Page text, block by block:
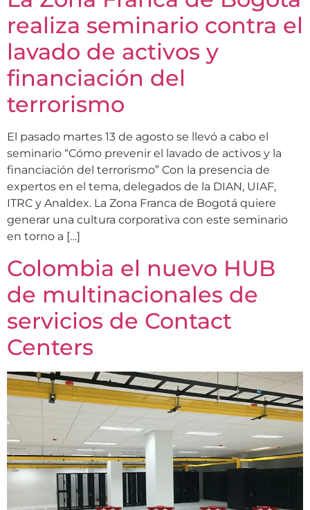
realiza seminario contra el
lavado de activos y
financiación del
terrorismo
El pasado martes 13 de agosto se llevó a cabo el
seminario “Cómo prevenir el lavado de activos y la
financiación del terrorismo” Con la presencia de
expertos en el tema, delegados de la DIAN, UIAF,
ITRC y Analdex. La Zona Franca de Bogotá quiere
generar una cultura corporativa con este seminario
en torno a […]
Colombia el nuevo HUB
de multinacionales de
servicios de Contact
Centers